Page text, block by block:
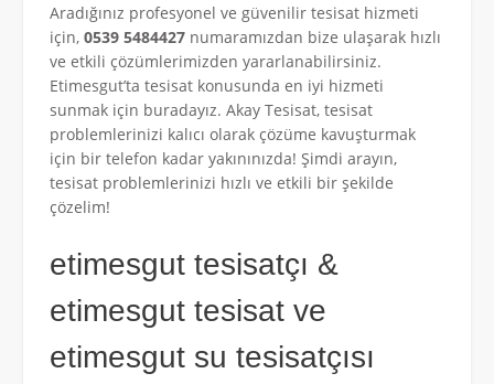
Aradığınız profesyonel ve güvenilir tesisat hizmeti
için, 0539 5484427 numaramızdan bize ulaşarak hızlı
ve etkili çözümlerimizden yararlanabilirsiniz.
Etimesgut’ta tesisat konusunda en iyi hizmeti
sunmak için buradayız. Akay Tesisat, tesisat
problemlerinizi kalıcı olarak çözüme kavuşturmak
için bir telefon kadar yakınınızda! Şimdi arayın,
tesisat problemlerinizi hızlı ve etkili bir şekilde
çözelim!
etimesgut tesisatçı &
etimesgut tesisat ve
etimesgut su tesisatçısı